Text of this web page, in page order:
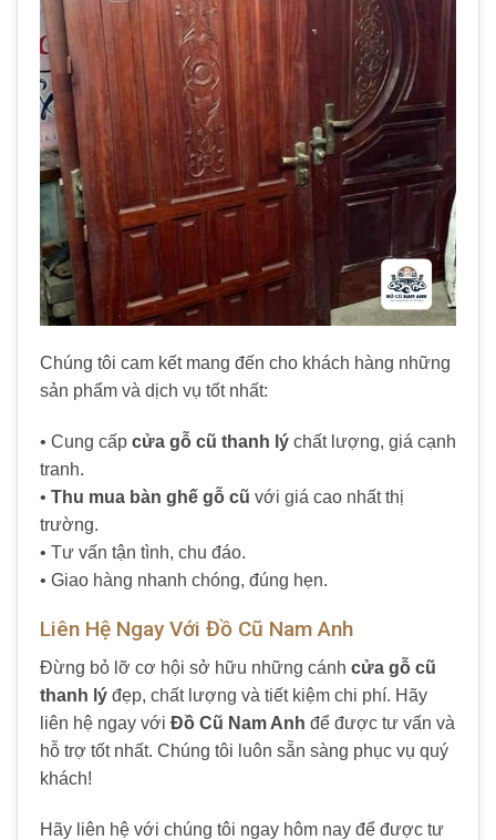
Chúng tôi cam kết mang đến cho khách hàng những
sản phẩm và dịch vụ tốt nhất:
• Cung cấp cửa gỗ cũ thanh lý chất lượng, giá cạnh
tranh.
• Thu mua bàn ghế gỗ cũ với giá cao nhất thị
trường.
• Tư vấn tận tình, chu đáo.
• Giao hàng nhanh chóng, đúng hẹn.
Liên Hệ Ngay Với Đồ Cũ Nam Anh
Đừng bỏ lỡ cơ hội sở hữu những cánh cửa gỗ cũ
thanh lý đẹp, chất lượng và tiết kiệm chi phí. Hãy
liên hệ ngay với Đồ Cũ Nam Anh để được tư vấn và
hỗ trợ tốt nhất. Chúng tôi luôn sẵn sàng phục vụ quý
khách!
Hãy liên hệ với chúng tôi ngay hôm nay để được tư